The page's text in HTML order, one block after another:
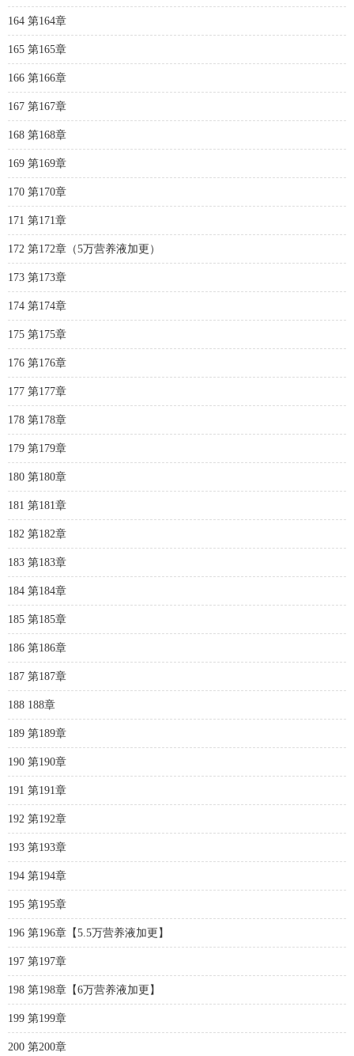
164 第164章
165 第165章
166 第166章
167 第167章
168 第168章
169 第169章
170 第170章
171 第171章
172 第172章（5万营养液加更）
173 第173章
174 第174章
175 第175章
176 第176章
177 第177章
178 第178章
179 第179章
180 第180章
181 第181章
182 第182章
183 第183章
184 第184章
185 第185章
186 第186章
187 第187章
188 188章
189 第189章
190 第190章
191 第191章
192 第192章
193 第193章
194 第194章
195 第195章
196 第196章【5.5万营养液加更】
197 第197章
198 第198章【6万营养液加更】
199 第199章
200 第200章